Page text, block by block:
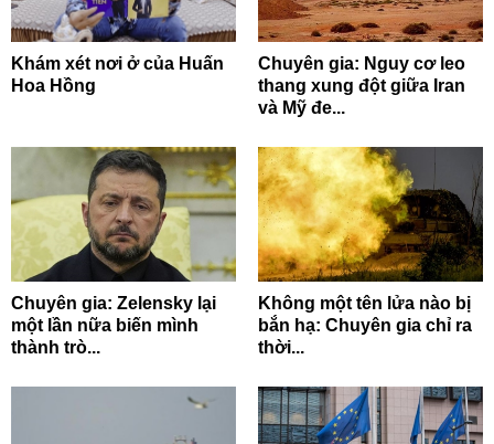
Khám xét nơi ở của Huấn
Hoa Hồng
Chuyên gia: Nguy cơ leo
thang xung đột giữa Iran
và Mỹ đe...
Chuyên gia: Zelensky lại
một lần nữa biến mình
thành trò...
Không một tên lửa nào bị
bắn hạ: Chuyên gia chỉ ra
thời...